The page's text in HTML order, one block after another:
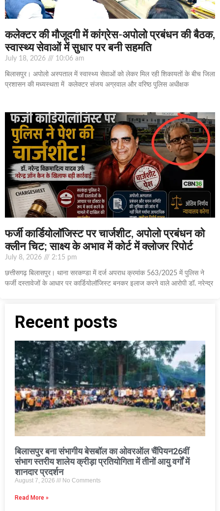
कलेक्टर की मौजूदगी में कांग्रेस-अपोलो प्रबंधन की बैठक,
स्वास्थ्य सेवाओं में सुधार पर बनी सहमति
July 18, 2026 10:06 am
बिलासपुर। अपोलो अस्पताल में स्वास्थ्य सेवाओं को लेकर मिल रही शिकायतों के बीच जिला
प्रशासन की मध्यस्थता में कलेक्टर संजय अग्रवाल और वरिष्ठ पुलिस अधीक्षक
फर्जी कार्डियोलॉजिस्ट पर चार्जशीट, अपोलो प्रबंधन को
क्लीन चिट; साक्ष्य के अभाव में कोर्ट में क्लोजर रिपोर्ट
July 8, 2026 2:15 pm
छत्तीसगढ़ बिलासपुर। थाना सरकण्डा में दर्ज अपराध क्रमांक 563/2025 में पुलिस ने
फर्जी दस्तावेजों के आधार पर कार्डियोलॉजिस्ट बनकर इलाज करने वाले आरोपी डॉ. नरेन्द्र
Recent posts
बिलासपुर बना संभागीय बेसबॉल का ओवरऑल चैंपियन26वीं
संभाग स्तरीय शालेय क्रीड़ा प्रतियोगिता में तीनों आयु वर्गों में
शानदार प्रदर्शन
August 7, 2026 No Comments
Read More »